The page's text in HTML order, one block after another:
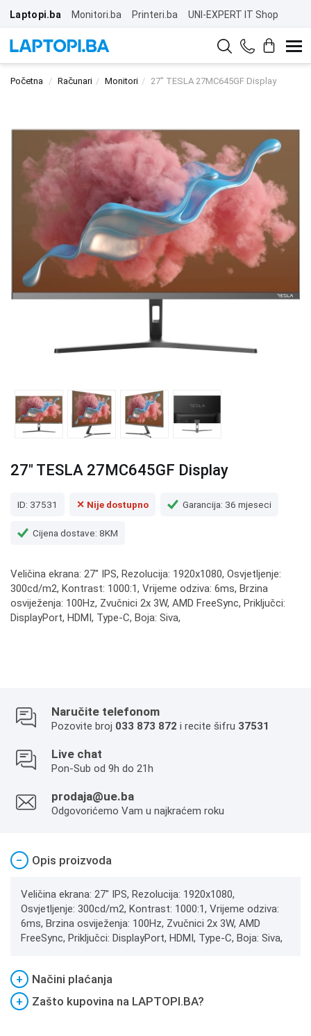
Laptopi.ba Monitori.ba Printeri.ba UNI-EXPERT IT Shop
Početna Računari Monitori 27" TESLA 27MC645GF Display
27" TESLA 27MC645GF Display
ID: 37531 ✕ Nije dostupno Garancija: 36 mjeseci
Cijena dostave: 8KM
Veličina ekrana: 27" IPS, Rezolucija: 1920x1080, Osvjetljenje:
300cd/m2, Kontrast: 1000:1, Vrijeme odziva: 6ms, Brzina
osviježenja: 100Hz, Zvučnici 2x 3W, AMD FreeSync, Priključci:
DisplayPort, HDMI, Type-C, Boja: Siva,
Naručite telefonom
Pozovite broj 033 873 872 i recite šifru 37531
Live chat
Pon-Sub od 9h do 21h
prodaja@ue.ba
Odgovorićemo Vam u najkraćem roku
− Opis proizvoda
Veličina ekrana: 27" IPS, Rezolucija: 1920x1080,
Osvjetljenje: 300cd/m2, Kontrast: 1000:1, Vrijeme odziva:
6ms, Brzina osviježenja: 100Hz, Zvučnici 2x 3W, AMD
FreeSync, Priključci: DisplayPort, HDMI, Type-C, Boja: Siva,
+
Načini plaćanja
+
Zašto kupovina na LAPTOPI.BA?